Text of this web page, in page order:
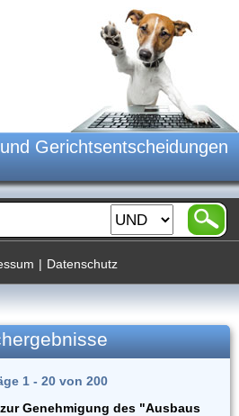
Gerichtsentscheidungen
| Datenschutz
1 - 20 von 200
Genehmigung des "Ausbaus